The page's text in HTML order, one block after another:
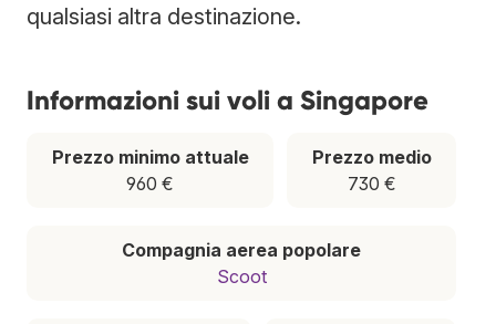
qualsiasi altra destinazione.
Informazioni sui voli a Singapore
Prezzo minimo attuale
960 €
Prezzo medio
730 €
Compagnia aerea popolare
Scoot